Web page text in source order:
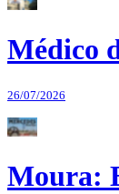
Médico
26/07/2026
Moura: